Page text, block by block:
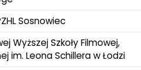
Sosnowiec
Wyższej Szkoły Filmowej,
im. Leona Schillera w Łodzi